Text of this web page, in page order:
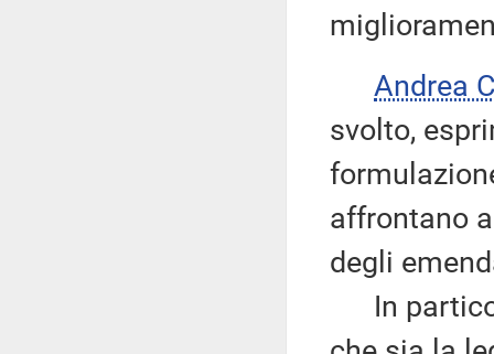
Andrea
svolto,
affrontano
degli
In